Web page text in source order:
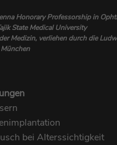
bei Alterssichtigkeit
Honorary Professorship in
State Medical University
Medizin, verliehen durch die